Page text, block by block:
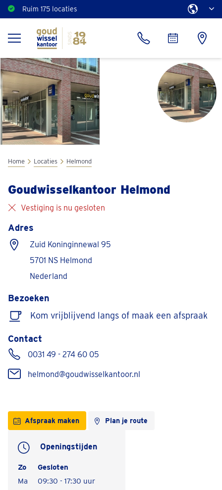
Ruim 175 locaties
Home Locaties Helmond
Goudwisselkantoor Helmond
Vestiging is nu gesloten
Adres
Zuid Koninginnewal 95
5701 NS Helmond
Nederland
Bezoeken
Kom vrijblijvend langs of maak een afspraak
Contact
0031 49 - 274 60 05
helmond@goudwisselkantoor.nl
Afspraak maken Plan je route
Openingstijden
Zo
Gesloten
Ma
09:30 - 17:30 uur